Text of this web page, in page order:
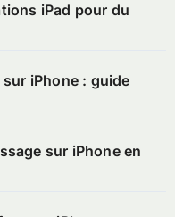
iPad pour du
iPhone : guide
sur iPhone en